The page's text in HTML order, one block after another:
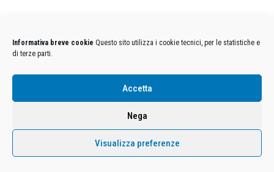
Informativa breve cookie Questo sito utilizza i cookie tecnici, per le statistiche e
di terze parti.
Accetta
Nega
Visualizza preferenze